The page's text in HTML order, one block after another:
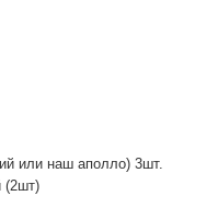
или наш аполло) 3шт.
(2шт)